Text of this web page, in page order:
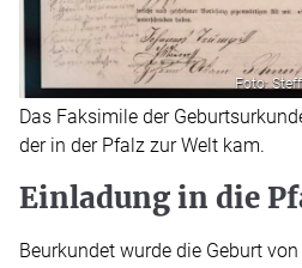
Foto:
Das Faksimile der
der in der Pfalz zur Welt kam.
Einladung in die
Beurkundet wurde die Geburt